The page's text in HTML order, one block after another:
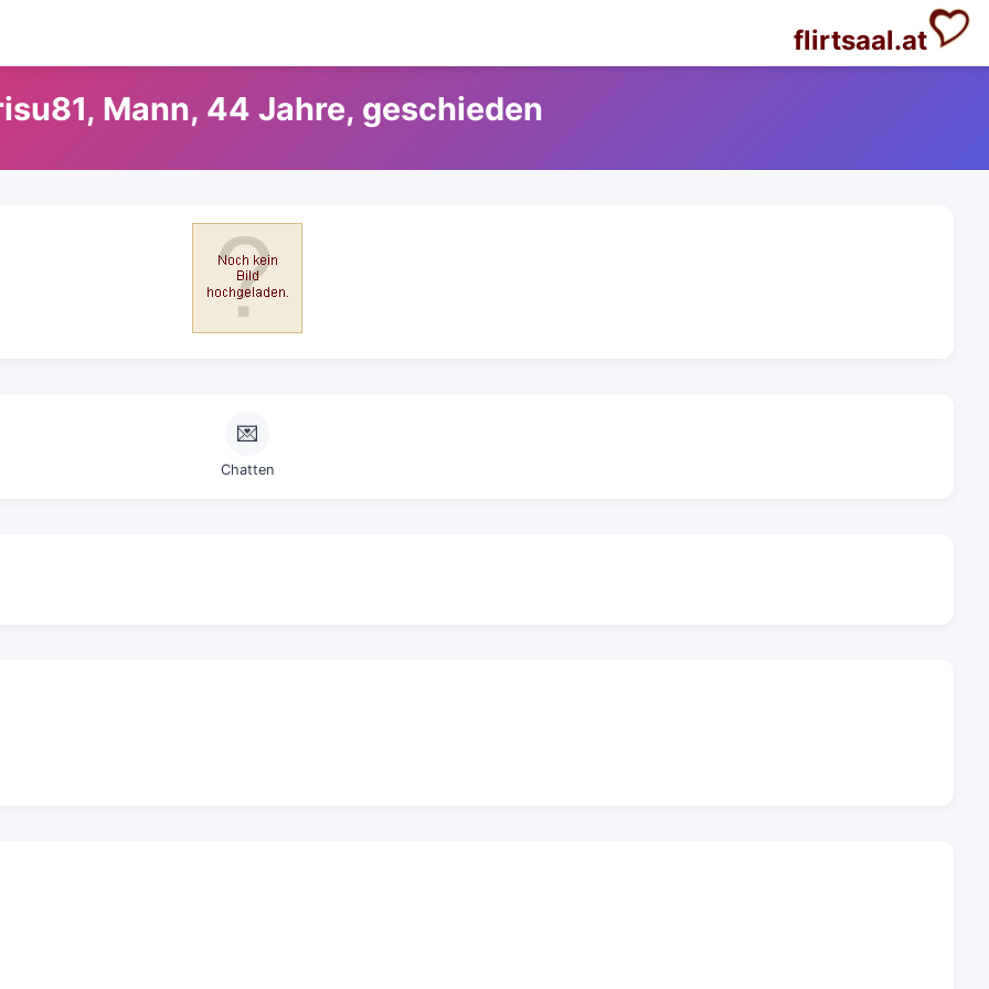
flirtsaal.at
Mann, 44 Jahre, geschieden
💌
Chatten